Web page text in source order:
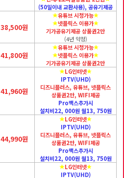
(50일이내 교환사용), 공유기제공
38,500원
유튜브 시청가능
넷플릭스 이용가
기가공유기제공 상품권2만
(4년 약정)
41,800원
유튜브 시청가능
넷플릭스 이용가
기가공유기제공 상품권2만
41,960원
LG인터넷
IPTV(UHD)
디즈니플러스, 유튜브, 넷플릭스
상품권2만, WIFI제공
Pro맥스추가시
설치비22, 000원 월13, 750원
44,990원
LG인터넷
IPTV(UHD)
디즈니플러스, 유튜브, 넷플릭스
상품권2만, WIFI제공
Pro맥스추가시
설치비22, 000원 월13, 750원
LG인터넷
IPTV(UHD)